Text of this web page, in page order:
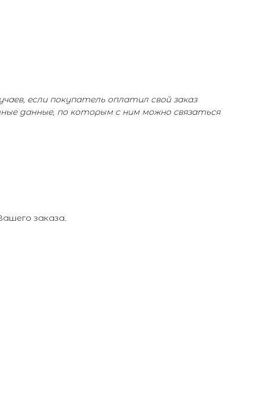
если покупатель оплатил свой заказ
данные, по которым с ним можно связаться
заказа.